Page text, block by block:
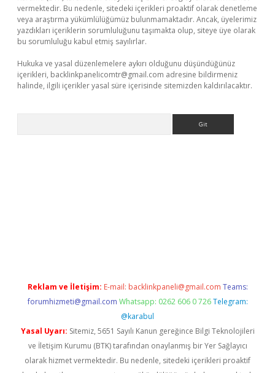
vermektedir. Bu nedenle, sitedeki içerikleri proaktif olarak denetleme
veya araştırma yükümlülüğümüz bulunmamaktadır. Ancak, üyelerimiz
yazdıkları içeriklerin sorumluluğunu taşımakta olup, siteye üye olarak
bu sorumluluğu kabul etmiş sayılırlar.
Hukuka ve yasal düzenlemelere aykırı olduğunu düşündüğünüz
içerikleri, backlinkpanelicomtr@gmail.com adresine bildirmeniz
halinde, ilgili içerikler yasal süre içerisinde sitemizden kaldırılacaktır.
Reklam ve İletişim: E-mail: backlinkpaneli@gmail.com Teams:
forumhizmeti@gmail.com Whatsapp: 0262 606 0 726 Telegram:
@karabul
Yasal Uyarı: Sitemiz, 5651 Sayılı Kanun gereğince Bilgi Teknolojileri
ve İletişim Kurumu (BTK) tarafından onaylanmış bir Yer Sağlayıcı
olarak hizmet vermektedir. Bu nedenle, sitedeki içerikleri proaktif